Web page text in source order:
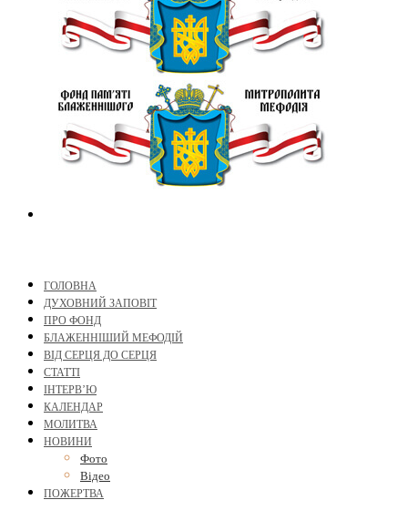
ГОЛОВНА
ДУХОВНИЙ ЗАПОВІТ
ПРО ФОНД
БЛАЖЕННІШИЙ МЕФОДІЙ
ВІД СЕРЦЯ ДО СЕРЦЯ
СТАТТІ
ІНТЕРВ’Ю
КАЛЕНДАР
МОЛИТВА
НОВИНИ
Фото
Відео
ПОЖЕРТВА